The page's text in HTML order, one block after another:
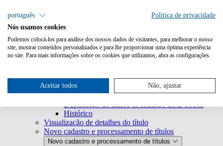
Metabooks Metabooks
Login
Página inicial
Página inicial
Lista de resultados
Lista de resultados
Visão geral das funções
Exportação de títulos
Histórico
Visualização de detalhes do título
Novo cadastro e processamento de títulos
Novo cadastro e processamento de títulos
português
Política de privacidade
Nós usamos cookies
Podemos colocá-los para análise dos nossos dados de visitantes, para melhorar o nosso
site, mostrar conteúdos personalizados e para lhe proporcionar uma óptima experiência
no site. Para mais informações sobre os cookies que utilizamos, abra as configurações.
Aceitar todos Não, ajustar